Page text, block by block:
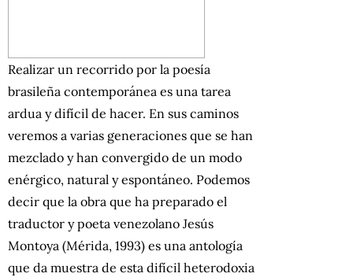
Realizar un recorrido por la poesía
brasileña contemporánea es una tarea
ardua y difícil de hacer. En sus caminos
veremos a varias generaciones que se han
mezclado y han convergido de un modo
enérgico, natural y espontáneo. Podemos
decir que la obra que ha preparado el
traductor y poeta venezolano Jesús
Montoya (Mérida, 1993) es una antología
que da muestra de esta difícil heterodoxia